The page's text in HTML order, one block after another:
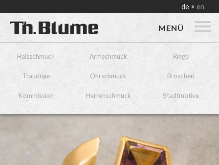
de en
MENÜ
Halsschmuck Armschmuck Ringe
Trauringe Ohrschmuck Broschen
Kommission Herrenschmuck Stadtmotive